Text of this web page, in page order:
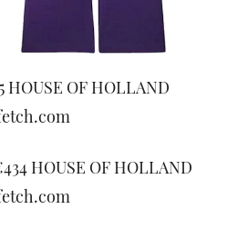
HOUSE OF HOLLAND
HOUSE OF HOLLAND